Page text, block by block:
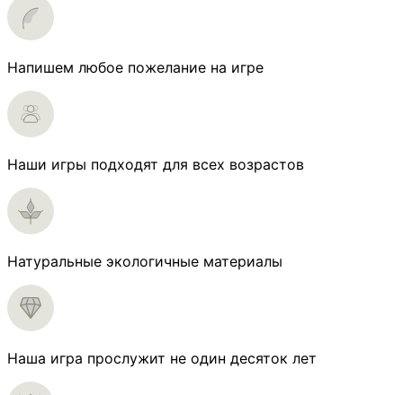
Напишем любое пожелание на игре
Наши игры подходят для всех возрастов
Натуральные экологичные материалы
Наша игра прослужит не один десяток лет